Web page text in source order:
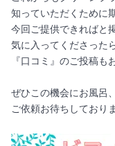
知っていただくために
今回ご提供できればと
気に入ってくださった
『口コミ』のご投稿も
ぜひこの機会にお風呂
ご依頼お待ちしており